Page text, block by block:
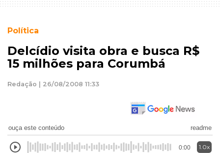
Política
Delcídio visita obra e busca R$
15 milhões para Corumbá
Redação | 26/08/2008 11:33
ouça este conteúdo readme
0:00 1.0x